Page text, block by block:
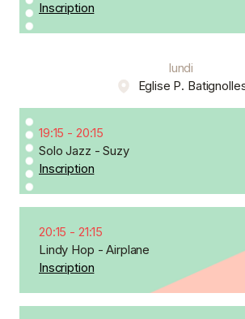
Inscription
lundi
Eglise P.
19:15 - 20:15
Solo Jazz - Suzy
Inscription
20:15 - 21:15
Lindy Hop - Airplane
Inscription